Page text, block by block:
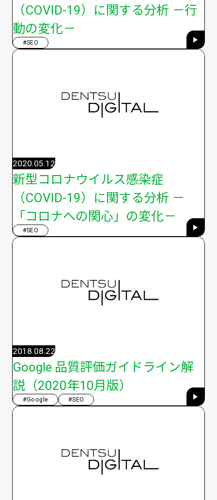
（COVID-19）に関する分析 －行
動の変化－
#SEO
新型コロナウイルス感染症
（COVID-19）に関する分析 －
「コロナへの関心」の変化－
2020.05.12
#SEO
Google 品質評価ガイドライン解
説（2020年10月版）
2018.08.22
#Google #SEO